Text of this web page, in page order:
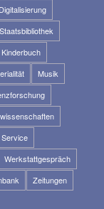
Digitalisierung
Kinderbuch
Musik
Service
Werkstattgespräch
Zeitungen